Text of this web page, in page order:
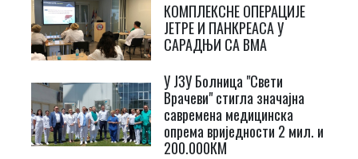
КОМПЛЕКСНЕ ОПЕРАЦИЈЕ
ЈЕТРЕ И ПАНКРЕАСА У
САРАДЊИ СА ВМА
У ЈЗУ Болница "Свети
Врачеви" стигла значајна
савремена медицинска
опрема вриједности 2 мил. и
200.000КМ